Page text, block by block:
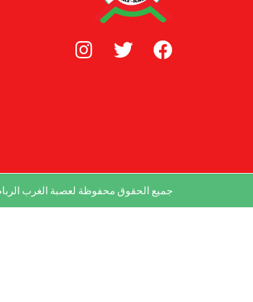
جميع الحقوق محفوظة لعصبة الغرب